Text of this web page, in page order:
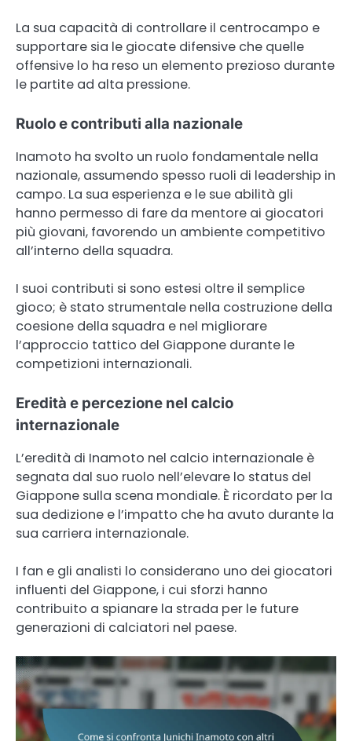
La sua capacità di controllare il centrocampo e
supportare sia le giocate difensive che quelle
offensive lo ha reso un elemento prezioso durante
le partite ad alta pressione.
Ruolo e contributi alla nazionale
Inamoto ha svolto un ruolo fondamentale nella
nazionale, assumendo spesso ruoli di leadership in
campo. La sua esperienza e le sue abilità gli
hanno permesso di fare da mentore ai giocatori
più giovani, favorendo un ambiente competitivo
all’interno della squadra.
I suoi contributi si sono estesi oltre il semplice
gioco; è stato strumentale nella costruzione della
coesione della squadra e nel migliorare
l’approccio tattico del Giappone durante le
competizioni internazionali.
Eredità e percezione nel calcio
internazionale
L’eredità di Inamoto nel calcio internazionale è
segnata dal suo ruolo nell’elevare lo status del
Giappone sulla scena mondiale. È ricordato per la
sua dedizione e l’impatto che ha avuto durante la
sua carriera internazionale.
I fan e gli analisti lo considerano uno dei giocatori
influenti del Giappone, i cui sforzi hanno
contribuito a spianare la strada per le future
generazioni di calciatori nel paese.